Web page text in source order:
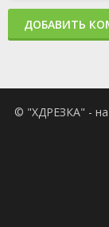
ДОБАВИТЬ
© "ХДРЕЗКА" - на